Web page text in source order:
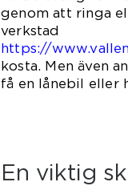
genom att ringa
https://
kosta. Men även
få en lånebil eller
En viktig